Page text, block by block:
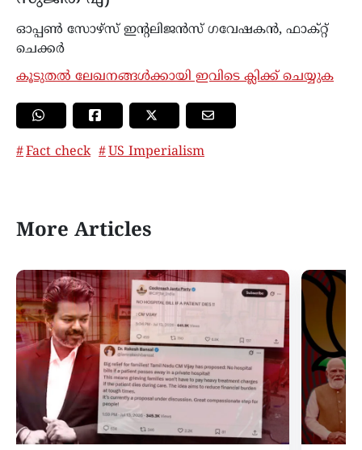
ഓപ്പൺ സോഴ്‌സ് ഇന്റലിജൻസ് ഗവേഷകൻ, ഫാക്റ്റ്
ചെക്കർ
കൂടുതൽ ലേഖനങ്ങൾക്കായി ഇവിടെ ക്ലിക്ക് ചെയ്യുക
Fact check US Imperialism
More Articles